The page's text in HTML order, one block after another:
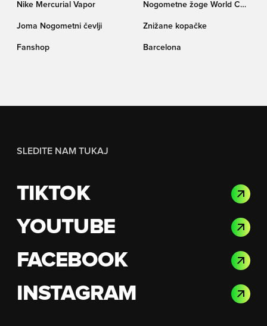
Nike Mercurial Vapor
Nogometne žoge World Cup
Joma Nogometni čevlji
Znižane kopačke
Fanshop Barcelona
SLEDITE NAM TUKAJ
TIKTOK
YOUTUBE
FACEBOOK
INSTAGRAM